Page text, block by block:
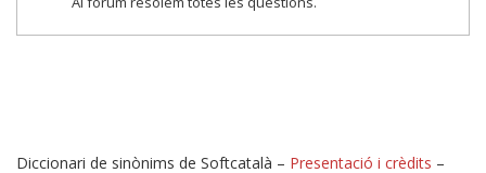
Diccionari de sinònims de Softcatalà – Presentació i crèdits –